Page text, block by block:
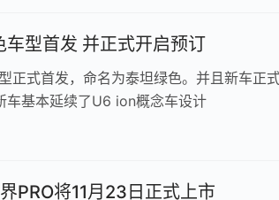
型首发 并正式开启预订
正式首发，命名为泰坦绿色。并且新车
车基本延续了U6 ion概念车设计
PRO将11月23日正式上市